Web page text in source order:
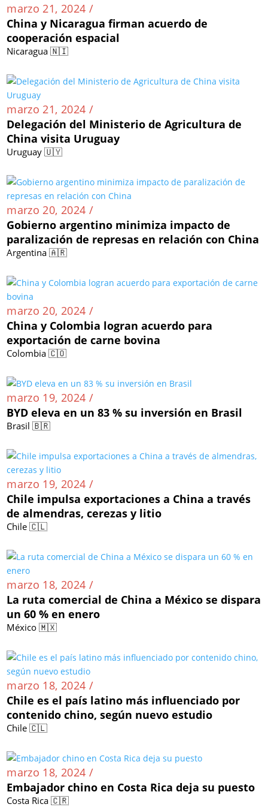
marzo 21, 2024 /
China y Nicaragua firman acuerdo de
cooperación espacial
Nicaragua 🇳🇮
marzo 21, 2024 /
Delegación del Ministerio de Agricultura de
China visita Uruguay
Uruguay 🇺🇾
marzo 20, 2024 /
Gobierno argentino minimiza impacto de
paralización de represas en relación con China
Argentina 🇦🇷
marzo 20, 2024 /
China y Colombia logran acuerdo para
exportación de carne bovina
Colombia 🇨🇴
marzo 19, 2024 /
BYD eleva en un 83 % su inversión en Brasil
Brasil 🇧🇷
marzo 19, 2024 /
Chile impulsa exportaciones a China a través
de almendras, cerezas y litio
Chile 🇨🇱
marzo 18, 2024 /
La ruta comercial de China a México se dispara
un 60 % en enero
México 🇲🇽
marzo 18, 2024 /
Chile es el país latino más influenciado por
contenido chino, según nuevo estudio
Chile 🇨🇱
marzo 18, 2024 /
Embajador chino en Costa Rica deja su puesto
Costa Rica 🇨🇷